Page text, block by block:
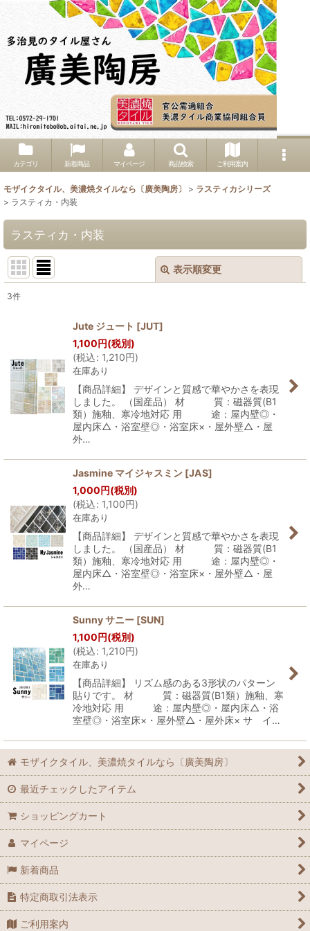
カテゴリ 新着商品 マイページ 商品検索 ご利用案内
モザイクタイル、美濃焼タイルなら〔廣美陶房〕 > ラスティカシリーズ
> ラスティカ・内装
ラスティカ・内装
表示順変更
絞り込む
3件
Jute ジュート [JUT]
1,100円(税別)
(税込: 1,210円)
在庫あり
【商品詳細】 デザインと質感で華やかさを表現
しました。 （国産品） 材 質：磁器質(B1
類）施釉、寒冷地対応 用 途：屋内壁◎・
屋内床△・浴室壁◎・浴室床×・屋外壁△・屋
外…
Jasmine マイジャスミン [JAS]
1,000円(税別)
(税込: 1,100円)
在庫あり
【商品詳細】 デザインと質感で華やかさを表現
しました。 （国産品） 材 質：磁器質(B1
類）施釉、寒冷地対応 用 途：屋内壁◎・
屋内床△・浴室壁◎・浴室床×・屋外壁△・屋
外…
Sunny サニー [SUN]
1,100円(税別)
(税込: 1,210円)
在庫あり
【商品詳細】 リズム感のある3形状のパターン
貼りです。 材 質：磁器質(B1類）施釉、寒
冷地対応 用 途：屋内壁◎・屋内床△・浴
室壁◎・浴室床×・屋外壁△・屋外床× サ イ…
モザイクタイル、美濃焼タイルなら〔廣美陶房〕
最近チェックしたアイテム
ショッピングカート
マイページ
新着商品
特定商取引法表示
ご利用案内